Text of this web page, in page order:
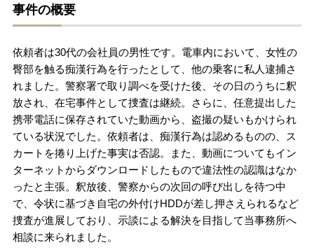
ご依頼者からのお手紙
無料相談の口コミ評判
刑事事件について知りたい方
刑事事件データベース
事件の概要
依頼者は30代の会社員の男性です。電車内において、女性の
臀部を触る痴漢行為を行ったとして、他の乗客に私人逮捕さ
れました。警察署で取り調べを受けた後、その日のうちに釈
放され、在宅事件として捜査は継続。さらに、任意提出した
携帯電話に保存されていた動画から、盗撮の疑いもかけられ
ている状況でした。依頼者は、痴漢行為は認めるものの、ス
カートを捲り上げた事実は否認。また、動画についてもイン
ターネットからダウンロードしたもので違法性の認識はなか
ったと主張。釈放後、警察からの次回の呼び出しを待つ中
で、令状に基づき自宅の外付けHDDが差し押さえられるなど
捜査が進展しており、示談による解決を目指して当事務所へ
相談に来られました。